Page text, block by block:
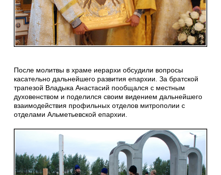
После молитвы в храме иерархи обсудили вопросы
касательно дальнейшего развития епархии. За братской
трапезой Владыка Анастасий пообщался с местным
духовенством и поделился своим видением дальнейшего
взаимодействия профильных отделов митрополии с
отделами Альметьевской епархии.